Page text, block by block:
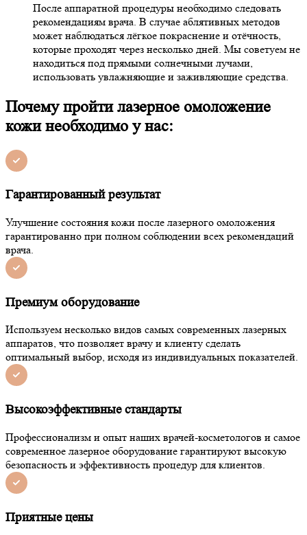
После аппаратной процедуры необходимо следовать
рекомендациям врача. В случае аблятивных методов
может наблюдаться лёгкое покраснение и отёчность,
которые проходят через несколько дней. Мы советуем не
находиться под прямыми солнечными лучами,
использовать увлажняющие и заживляющие средства.
Почему пройти лазерное омоложение
кожи необходимо у нас:
Гарантированный результат
Улучшение состояния кожи после лазерного омоложения
гарантированно при полном соблюдении всех рекомендаций
врача.
Премиум оборудование
Используем несколько видов самых современных лазерных
аппаратов, что позволяет врачу и клиенту сделать
оптимальный выбор, исходя из индивидуальных показателей.
Высокоэффективные стандарты
Профессионализм и опыт наших врачей-косметологов и самое
современное лазерное оборудование гарантируют высокую
безопасность и эффективность процедур для клиентов.
Приятные цены